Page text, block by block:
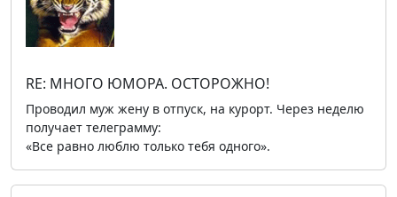
RE: МНОГО ЮМОРА. ОСТОРОЖНО!
Проводил муж жену в отпуск, на курорт. Через неделю
получает телеграмму:
«Все равно люблю только тебя одного».